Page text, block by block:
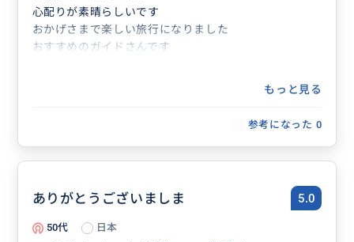
心配りが素晴らしいです
おかげさまで楽しい旅行になりました
おすすめのガイドさんです
もっと見る
参考になった 0
ありがとうございましま 5.0
50代
日本